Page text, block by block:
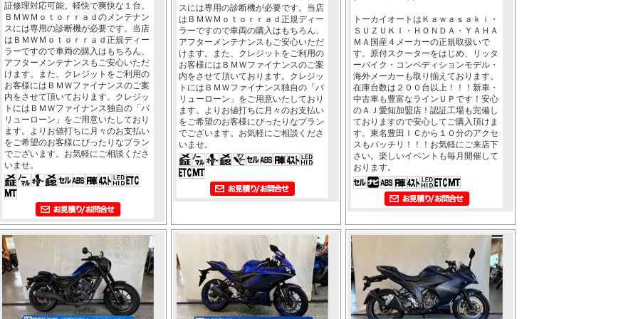
証修理対応可能。軽快で爽快な１台。
ＢＭＷＭｏｔｏｒｒａｄのメンテナン
スには専用の診断機が必要です。当店
はＢＭＷＭｏｔｏｒｒａｄ正規ディー
ラーですので車両の購入はもちろん、
アフターメンテナンスもご安心いただ
けます。また、クレジットをご利用の
お客様にはＢＭＷファイナンスのご案
内をさせて頂いております。クレジッ
トにはＢＭＷファイナンス独自の「バ
リューローン」をご用意いたしており
ます。よりお値打ちに月々のお支払い
をご希望のお客様にぴったりなプラン
でございます。お気軽にご相談くださ
いませ。
スには専用の診断機が必要です。当店
はＢＭＷＭｏｔｏｒｒａｄ正規ディー
ラーですので車両の購入はもちろん、
アフターメンテナンスもご安心いただ
けます。また、クレジットをご利用の
お客様にはＢＭＷファイナンスのご案
内をさせて頂いております。クレジッ
トにはＢＭＷファイナンス独自の「バ
リューローン」をご用意いたしており
ます。よりお値打ちに月々のお支払い
をご希望のお客様にぴったりなプラン
でございます。お気軽にご相談くださ
いませ。
トーカイオートはＫａｗａｓａｋｉ・
ＳＵＺＵＫＩ・ＨＯＮＤＡ・ＹＡＨＡ
ＭＡ国産４メーカーの正規取扱いで
す。原付スクーターをはじめ、リッタ
ーバイク・コンペディションモデル・
海外メーカーも取り揃えております。
在庫台数は２００台以上！！！新車・
中古車も豊富なラインＵＰです！安心
のＡＪ愛知加盟店！認証工場も完備し
ておりますので安心してご購入頂けま
す。東名豊田ＩＣから１０分のアクセ
スもバッチリ！！！お気軽にご来店下
さい。楽しいイベントも毎月開催して
おります。